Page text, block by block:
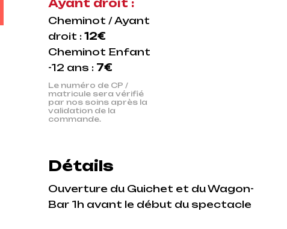
Ayant droit :
Cheminot / Ayant
droit : 12€
Cheminot Enfant
-12 ans : 7€
Le numéro de CP /
matricule sera vérifié
par nos soins après la
validation de la
commande.
Détails
Ouverture du Guichet et du Wagon-
Bar 1h avant le début du spectacle